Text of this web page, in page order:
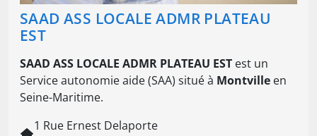
SAAD ASS LOCALE ADMR PLATEAU
EST
SAAD ASS LOCALE ADMR PLATEAU EST est un
Service autonomie aide (SAA) situé à Montville en
Seine-Maritime.
1 Rue Ernest Delaporte